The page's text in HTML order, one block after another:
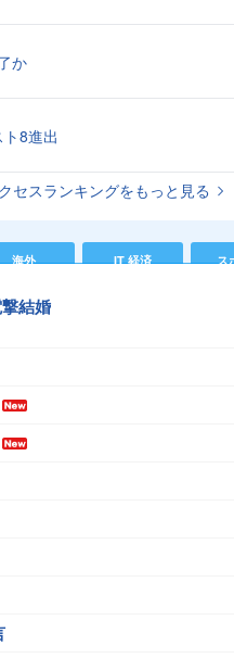
か
8進出
セスランキングをもっと見る
海外 IT 経済 ス
結婚